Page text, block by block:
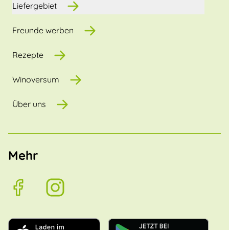
Liefergebiet
Freunde werben
Rezepte
Winoversum
Über uns
Mehr